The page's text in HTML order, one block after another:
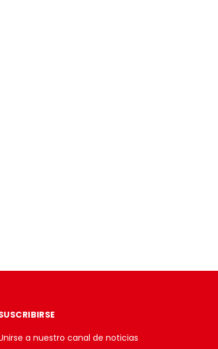
a nuestro canal de noticias